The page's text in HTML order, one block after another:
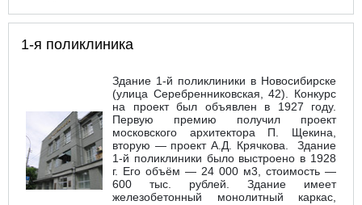
1-я поликлиника
Здание 1-й поликлиники в Новосибирске
(улица Серебренниковская, 42). Конкурс
на проект был объявлен в 1927 году.
Первую премию получил проект
московского архитектора П. Щекина,
вторую — проект А.Д. Крячкова. Здание
1-й поликлиники было выстроено в 1928
г. Его объём — 24 000 м3, стоимость —
600 тыс. рублей. Здание имеет
железобетонный монолитный каркас,